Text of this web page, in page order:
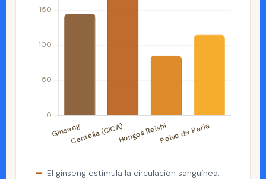
El ginseng estimula la circulación sanguínea.